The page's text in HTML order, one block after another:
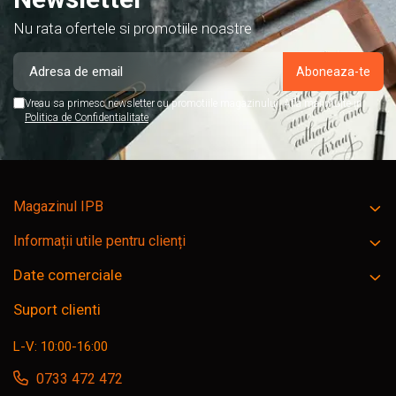
Nu rata ofertele si promotiile noastre
Vreau sa primesc newsletter cu promotiile magazinului. Afla mai multe in
Politica de Confidentialitate
Magazinul IPB
Informații utile pentru clienți
Date comerciale
Suport clienti
L-V: 10:00-16:00
0733 472 472